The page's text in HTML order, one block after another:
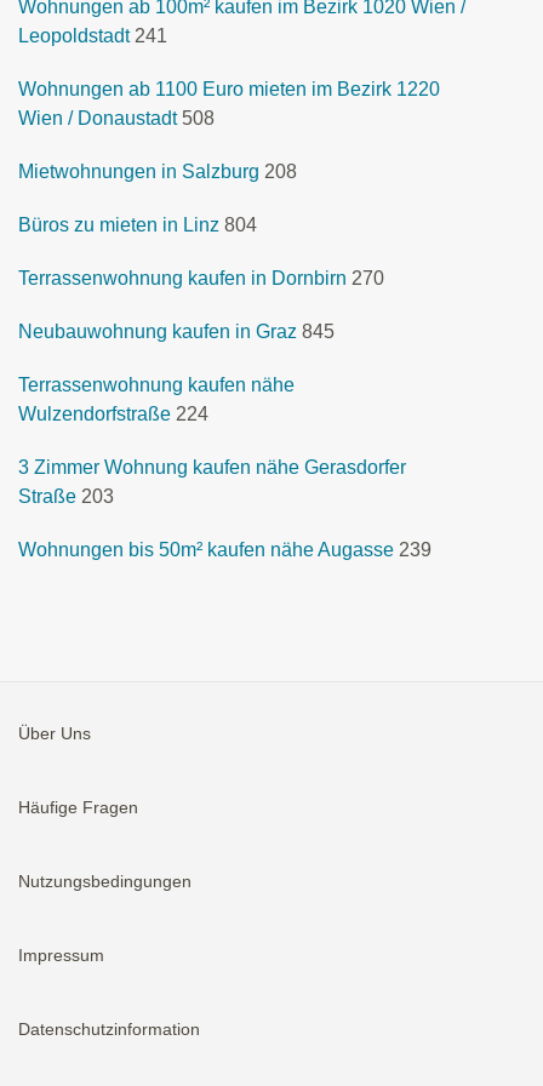
Wohnungen ab 100m² kaufen im Bezirk 1020 Wien /
Leopoldstadt 241
Wohnungen ab 1100 Euro mieten im Bezirk 1220
Wien / Donaustadt 508
Mietwohnungen in Salzburg 208
Büros zu mieten in Linz 804
Terrassenwohnung kaufen in Dornbirn 270
Neubauwohnung kaufen in Graz 845
Terrassenwohnung kaufen nähe
Wulzendorfstraße 224
3 Zimmer Wohnung kaufen nähe Gerasdorfer
Straße 203
Wohnungen bis 50m² kaufen nähe Augasse 239
Über Uns
Häufige Fragen
Nutzungsbedingungen
Impressum
Datenschutzinformation